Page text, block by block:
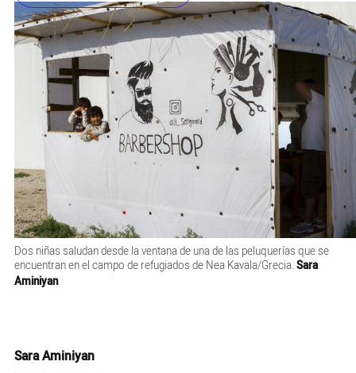
Dos niñas saludan desde la ventana de una de las peluquerías que se
encuentran en el campo de refugiados de Nea Kavala/Grecia. Sara
Aminiyan
Sara Aminiyan